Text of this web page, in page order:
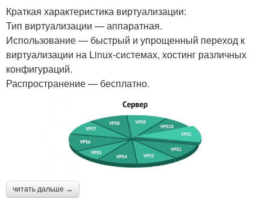
Краткая характеристика виртуализации:
Тип виртуализации — аппаратная.
Использование — быстрый и упрощенный переход к
виртуализации на Linux-системах, хостинг различных
конфигураций.
Распространение — бесплатно.
читать дальше →